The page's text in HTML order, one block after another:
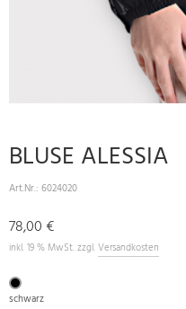
BLUSE ALESSIA
Art.Nr.: 6024020
78,00 €
inkl. 19 % MwSt. zzgl. Versandkosten
schwarz